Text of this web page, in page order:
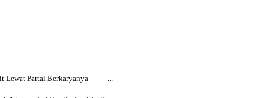
Lewat Partai Berkaryanya ——-...